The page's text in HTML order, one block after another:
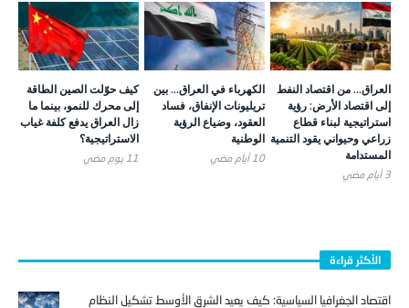
العراق… من اقتصاد النفط
إلى اقتصاد الأرض: رؤية
استراتيجية لبناء قطاع
زراعي وحيواني يقود التنمية
المستدامة
3 أيام ‎مضي
الكهرباء في العراق… بين
تريليونات الإنفاق، فساد
العقود، وضياع الرؤية
الوطنية
10 أيام ‎مضي
كيف حوّلت الصين الطاقة
إلى محرك للنمو، بينما ما
زال العراق يدفع كلفة غياب
الاستراتيجية؟
11 يوم ‎مضي
الأكثر قراءة
اقتصاد الجغرافيا السياسية: كيف يعيد الشرق الأوسط تشكيل النظام